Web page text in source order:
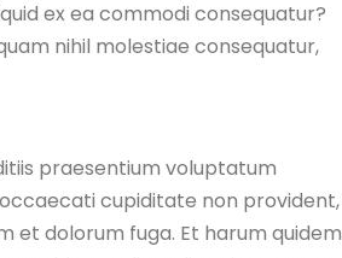
ex ea commodi consequatur?
nihil molestiae consequatur,
praesentium voluptatum
cupiditate non provident,
et dolorum fuga. Et harum quidem